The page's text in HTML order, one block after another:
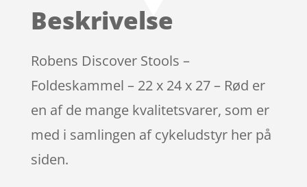
Beskrivelse
Robens Discover Stools –
Foldeskammel – 22 x 24 x 27 – Rød er
en af de mange kvalitetsvarer, som er
med i samlingen af cykeludstyr her på
siden.